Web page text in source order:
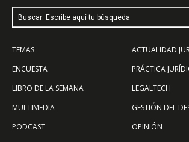
Buscar: Escribe aquí tu búsqueda
TEMAS
ENCUESTA
LIBRO DE LA SEMANA
MULTIMEDIA
PODCAST
ACTUALIDAD
PRÁCTICA
LEGALTECH
GESTIÓN DEL
OPINIÓN